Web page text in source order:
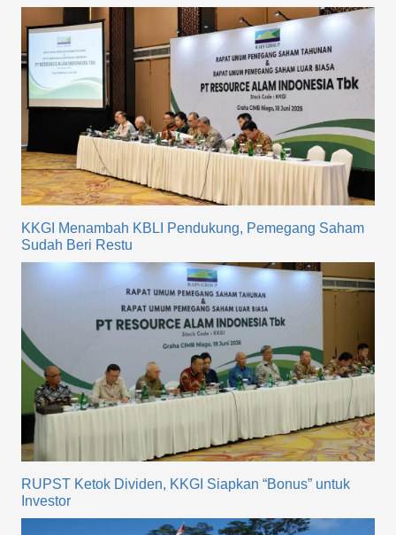
KKGI Menambah KBLI Pendukung, Pemegang Saham
Sudah Beri Restu
RUPST Ketok Dividen, KKGI Siapkan “Bonus” untuk
Investor